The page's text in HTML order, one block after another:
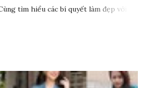
tìm hiểu các bí quyết làm đẹp với